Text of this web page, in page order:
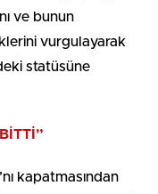
ve bunun
vurgulayarak
statüsüne
kapatmasından